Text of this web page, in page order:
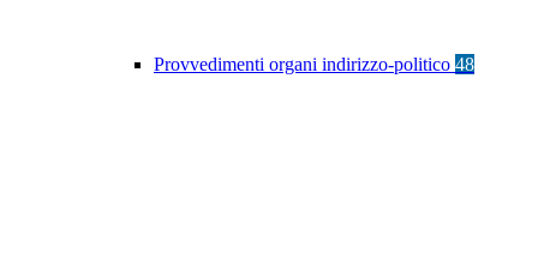
Provvedimenti organi indirizzo-politico 48